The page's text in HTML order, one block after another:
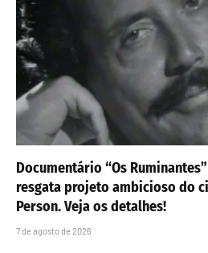
Documentário “Os
resgata projeto ambicioso do
Person. Veja os detalhes!
7 de agosto de 2026